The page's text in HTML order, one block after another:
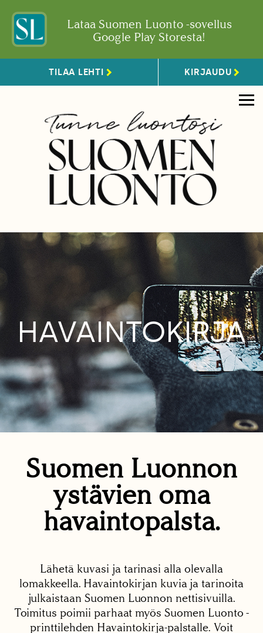
Lataa Suomen Luonto -sovellus
Google Play Storesta!
TILAA LEHTI KIRJAUDU
HAVAINTOKIRJA
Suomen Luonnon
ystävien oma
havaintopalsta.
Lähetä kuvasi ja tarinasi alla olevalla
lomakkeella. Havaintokirjan kuvia ja tarinoita
julkaistaan Suomen Luonnon nettisivuilla.
Toimitus poimii parhaat myös Suomen Luonto -
printtilehden Havaintokirja-palstalle. Voit